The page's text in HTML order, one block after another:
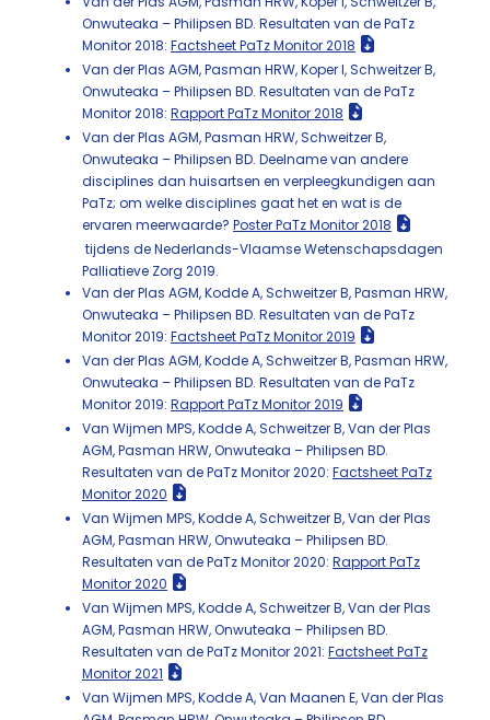
Onwuteaka – Philipsen BD. Resultaten van de PaTz
Monitor 2018: Factsheet PaTz Monitor 2018
Van der Plas AGM, Pasman HRW, Koper I, Schweitzer B,
Onwuteaka – Philipsen BD. Resultaten van de PaTz
Monitor 2018: Rapport PaTz Monitor 2018
Van der Plas AGM, Pasman HRW, Schweitzer B,
Onwuteaka – Philipsen BD. Deelname van andere
disciplines dan huisartsen en verpleegkundigen aan
PaTz; om welke disciplines gaat het en wat is de
ervaren meerwaarde? Poster PaTz Monitor 2018
tijdens de Nederlands-Vlaamse Wetenschapsdagen
Palliatieve Zorg 2019.
Van der Plas AGM, Kodde A, Schweitzer B, Pasman HRW,
Onwuteaka – Philipsen BD. Resultaten van de PaTz
Monitor 2019: Factsheet PaTz Monitor 2019
Van der Plas AGM, Kodde A, Schweitzer B, Pasman HRW,
Onwuteaka – Philipsen BD. Resultaten van de PaTz
Monitor 2019: Rapport PaTz Monitor 2019
Van Wijmen MPS, Kodde A, Schweitzer B, Van der Plas
AGM, Pasman HRW, Onwuteaka – Philipsen BD.
Resultaten van de PaTz Monitor 2020: Factsheet PaTz
Monitor 2020
Van Wijmen MPS, Kodde A, Schweitzer B, Van der Plas
AGM, Pasman HRW, Onwuteaka – Philipsen BD.
Resultaten van de PaTz Monitor 2020: Rapport PaTz
Monitor 2020
Van Wijmen MPS, Kodde A, Schweitzer B, Van der Plas
AGM, Pasman HRW, Onwuteaka – Philipsen BD.
Resultaten van de PaTz Monitor 2021: Factsheet PaTz
Monitor 2021
Van Wijmen MPS, Kodde A, Van Maanen E, Van der Plas